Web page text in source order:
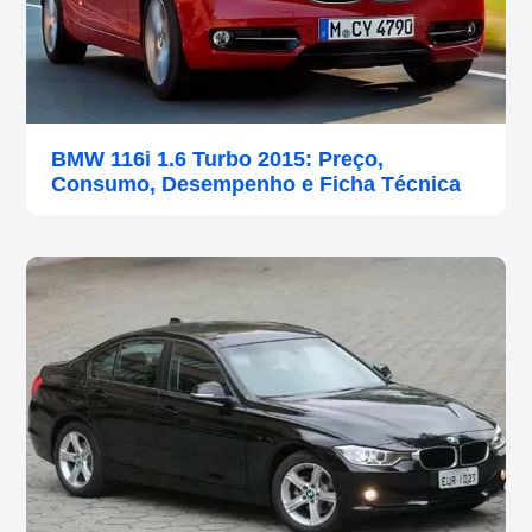
BMW 116i 1.6 Turbo 2015: Preço,
Consumo, Desempenho e Ficha Técnica